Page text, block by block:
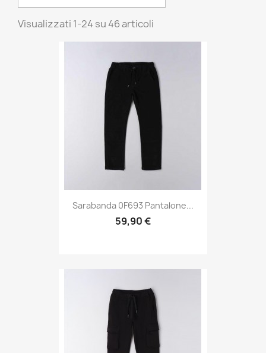
Visualizzati 1-24 su 46 articoli
Sarabanda 0F693 Pantalone...
59,90 €